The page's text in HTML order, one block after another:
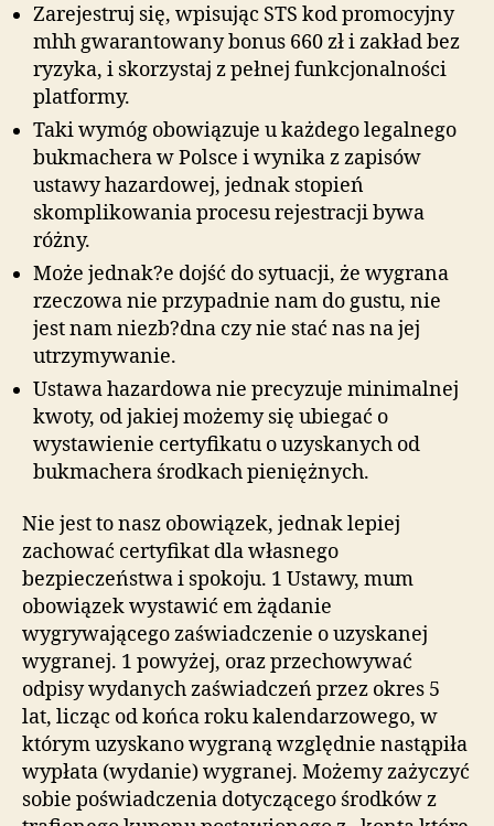
Zarejestruj się, wpisując STS kod promocyjny
mhh gwarantowany bonus 660 zł i zakład bez
ryzyka, i skorzystaj z pełnej funkcjonalności
platformy.
Taki wymóg obowiązuje u każdego legalnego
bukmachera w Polsce i wynika z zapisów
ustawy hazardowej, jednak stopień
skomplikowania procesu rejestracji bywa
różny.
Może jednak?e dojść do sytuacji, że wygrana
rzeczowa nie przypadnie nam do gustu, nie
jest nam niezb?dna czy nie stać nas na jej
utrzymywanie.
Ustawa hazardowa nie precyzuje minimalnej
kwoty, od jakiej możemy się ubiegać o
wystawienie certyfikatu o uzyskanych od
bukmachera środkach pieniężnych.
Nie jest to nasz obowiązek, jednak lepiej
zachować certyfikat dla własnego
bezpieczeństwa i spokoju. 1 Ustawy, mum
obowiązek wystawić em żądanie
wygrywającego zaświadczenie o uzyskanej
wygranej. 1 powyżej, oraz przechowywać
odpisy wydanych zaświadczeń przez okres 5
lat, licząc od końca roku kalendarzowego, w
którym uzyskano wygraną względnie nastąpiła
wypłata (wydanie) wygranej. Możemy zażyczyć
sobie poświadczenia dotyczącego środków z